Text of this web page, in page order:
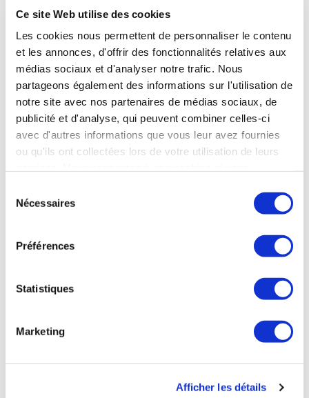
Ce site Web utilise des cookies
Les cookies nous permettent de personnaliser le contenu
et les annonces, d'offrir des fonctionnalités relatives aux
médias sociaux et d'analyser notre trafic. Nous
partageons également des informations sur l'utilisation de
notre site avec nos partenaires de médias sociaux, de
publicité et d'analyse, qui peuvent combiner celles-ci
avec d'autres informations que vous leur avez fournies
ou qu'ils ont collectées lors de votre utilisation de leurs
Nécessaires
Préférences
Statistiques
Marketing
Afficher les détails
surface de 8 000
produire
autant…
EN SAVOIR PLUS
Orbits produit
deux types…
EN SAVOIR PLUS
ArianeGroup
développement
aux Etats-Unis
création de
America
ArianeGroup* a
Space* emploie